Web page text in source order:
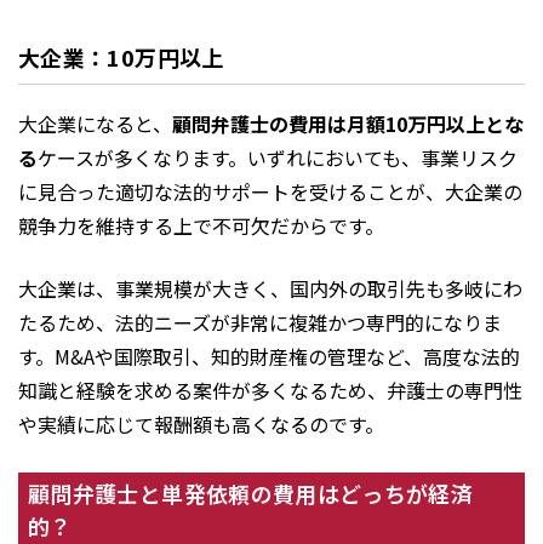
大企業：10万円以上
大企業になると、 顧問弁護士の費用は月額10万円以上とな
るケースが多くなります。いずれにおいても、事業リスク
に見合った適切な法的サポートを受けることが、大企業の
競争力を維持する上で不可欠だからです。
大企業は、事業規模が大きく、国内外の取引先も多岐にわ
たるため、法的ニーズが非常に複雑かつ専門的になりま
す。M&Aや国際取引、知的財産権の管理など、高度な法的
知識と経験を求める案件が多くなるため、弁護士の専門性
や実績に応じて報酬額も高くなるのです。
顧問弁護士と単発依頼の費用はどっちが経済
的？